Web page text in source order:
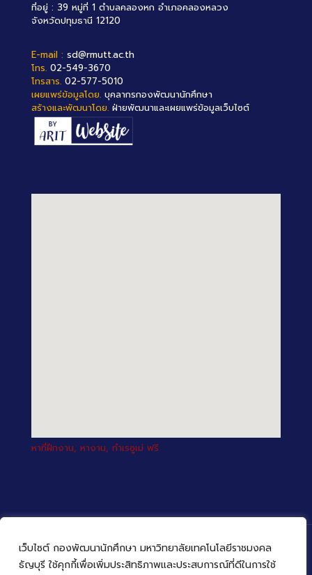
เว็บไซต์ กองพัฒนานักศึกษา มหาวิทยาลัยเทคโนโลยีราชมงคล
ธัญบุรี ใช้คุกกี้เพื่อเพิ่มประสิทธิภาพและประสบการณ์ที่ดีในการใช้
ที่อยู่ : 39 หมู่ที่ 1 ตำบลคลองหก อำเภอคลองหลวง
จังหวัดปทุมธานี 12120
E-mail : sd@rmutt.ac.th
โทร. 02-549-3670
โทรสาร. 02-577-5010
เผยแพร่ข้อมูลโดย. บุคลากรกองพัฒนานักศึกษา
สร้างและพัฒนาโดย. ฝ่ายพัฒนาและเผยแพร่ข้อมูลเว็บไซต์
หาที่ฝึกงาน, หางาน, ทำเรซูเม่ ฟรี